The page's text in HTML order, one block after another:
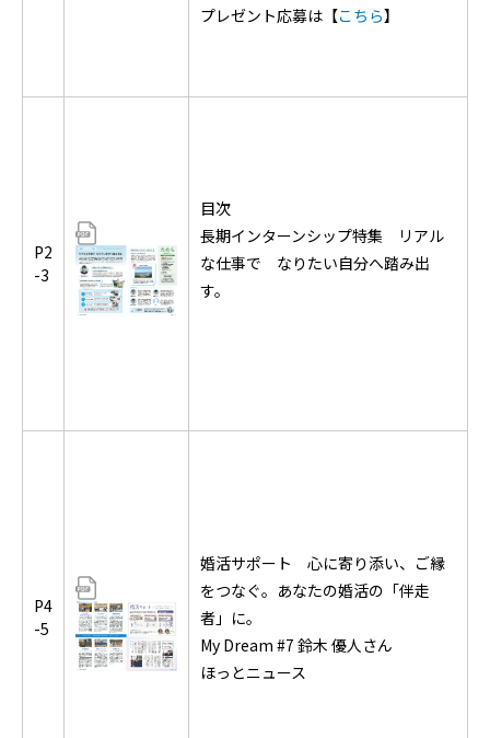
プレゼント応募は【こちら】
P2
-3
目次
長期インターンシップ特集 リアル
な仕事で なりたい自分へ踏み出
す。
P4
-5
婚活サポート 心に寄り添い、ご縁
をつなぐ。あなたの婚活の「伴走
者」に。
My Dream #7 鈴木 優人さん
ほっとニュース